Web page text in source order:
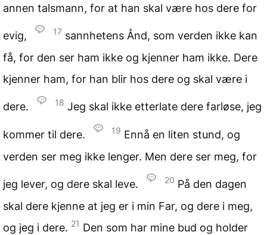
annen talsmann, for at han skal være hos dere for
evig, 17 sannhetens Ånd, som verden ikke kan
få, for den ser ham ikke og kjenner ham ikke. Dere
kjenner ham, for han blir hos dere og skal være i
dere. 18 Jeg skal ikke etterlate dere farløse, jeg
kommer til dere. 19 Ennå en liten stund, og
verden ser meg ikke lenger. Men dere ser meg, for
jeg lever, og dere skal leve. 20 På den dagen
skal dere kjenne at jeg er i min Far, og dere i meg,
og jeg i dere. 21 Den som har mine bud og holder